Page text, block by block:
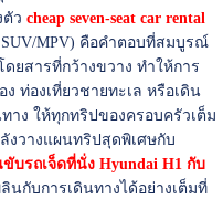
ว cheap seven-seat car rental
MPV) คือคำตอบที่สมบูรณ์
ยสารที่กว้างขวาง ทำให้การ
ท่องเที่ยวชายทะเล หรือเดิน
ง ให้ทุกทริปของครอบครัวเต็ม
งวางแผนทริปสุดพิเศษกับ
บรถเจ็ดที่นั่ง Hyundai H1 กับ
นกับการเดินทางได้อย่างเต็มที่